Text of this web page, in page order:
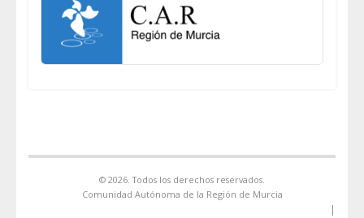
© 2026. Todos los derechos reservados.
Comunidad Autónoma de la Región de Murcia
|